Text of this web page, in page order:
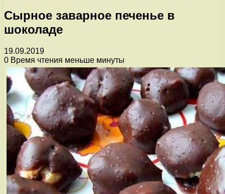
Сырное заварное печенье в
шоколаде
19.09.2019
0 Время чтения меньше минуты